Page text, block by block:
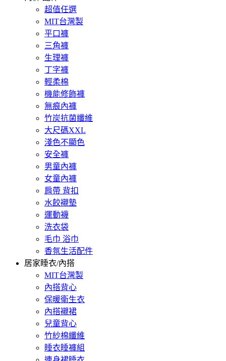
超值任選
MIT台灣製
平口褲
三角褲
生理褲
丁字褲
輕柔棉
機能修飾褲
無痕內褲
竹炭抗菌纖維
大尺碼XXL
淺色不顯色
安全褲
男童內褲
女童內褲
肩帶 背扣
水餃襯墊
運動襪
洗衣袋
毛巾 浴巾
香氛生活配件
居家睡衣/內搭
MIT台灣製
內搭背心
保暖衛生衣
內搭襯裙
兒童背心
竹紗棉纖維
睡衣睡褲組